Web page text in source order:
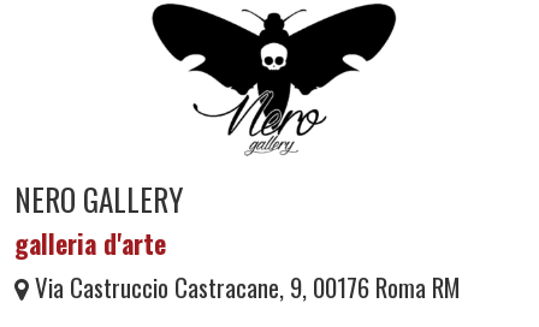
NERO GALLERY
galleria d'arte
Via Castruccio Castracane, 9, 00176 Roma RM